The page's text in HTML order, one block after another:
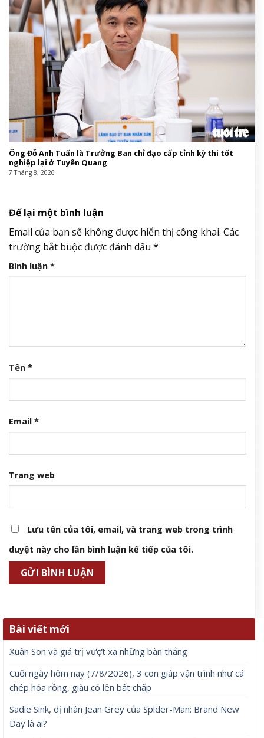
Ông Đỗ Anh Tuấn là Trưởng Ban chỉ đạo cấp tỉnh kỳ thi tốt
nghiệp lại ở Tuyên Quang
7 Tháng 8, 2026
Để lại một bình luận
Email của bạn sẽ không được hiển thị công khai. Các
trường bắt buộc được đánh dấu *
Bình luận *
Tên *
Email *
Trang web
Lưu tên của tôi, email, và trang web trong trình
duyệt này cho lần bình luận kế tiếp của tôi.
Bài viết mới
Xuân Son và giá trị vượt xa những bàn thắng
Cuối ngày hôm nay (7/8/2026), 3 con giáp vận trình như cá
chép hóa rồng, giàu có lên bất chấp
Sadie Sink, dị nhân Jean Grey của Spider-Man: Brand New
Day là ai?